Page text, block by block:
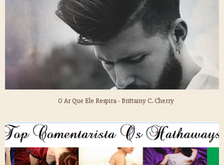
O Ar Que Ele Respira - Brittainy C. Cherry